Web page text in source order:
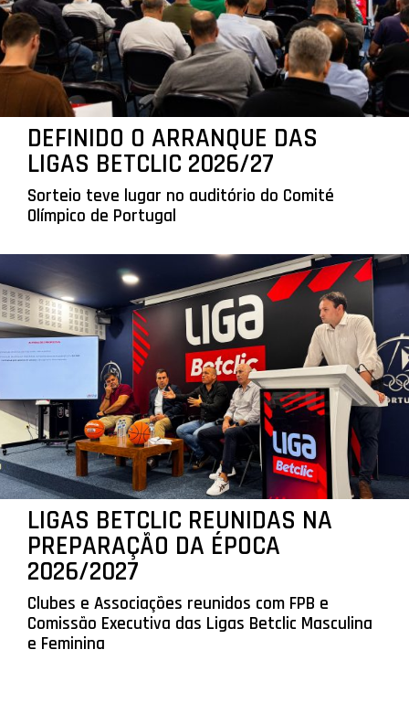
DEFINIDO O ARRANQUE DAS
LIGAS BETCLIC 2026/27
Sorteio teve lugar no auditório do Comité
Olímpico de Portugal
LIGAS BETCLIC REUNIDAS NA
PREPARAÇÃO DA ÉPOCA
2026/2027
Clubes e Associações reunidos com FPB e
Comissão Executiva das Ligas Betclic Masculina
e Feminina